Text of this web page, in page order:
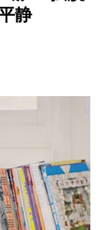
静